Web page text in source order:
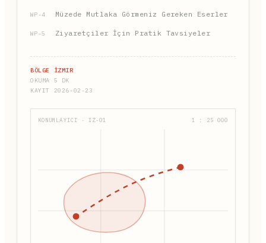
WP-4 Müzede Mutlaka Görmeniz Gereken Eserler
WP-5 Ziyaretçiler İçin Pratik Tavsiyeler
BÖLGE İZMIR
OKUMA 5 DK
KAYIT 2026-02-23
KONUMLAYICI · IZ-01 1 : 25 000